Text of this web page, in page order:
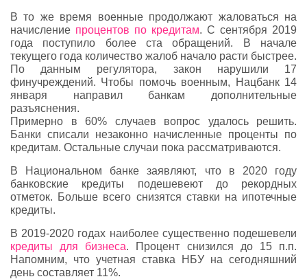
В то же время военные продолжают жаловаться на
начисление процентов по кредитам. С сентября 2019
года поступило более ста обращений. В начале
текущего года количество жалоб начало расти быстрее.
По данным регулятора, закон нарушили 17
финучреждений. Чтобы помочь военным, Нацбанк 14
января направил банкам дополнительные
разъяснения.
Примерно в 60% случаев вопрос удалось решить.
Банки списали незаконно начисленные проценты по
кредитам. Остальные случаи пока рассматриваются.
В Национальном банке заявляют, что в 2020 году
банковские кредиты подешевеют до рекордных
отметок. Больше всего снизятся ставки на ипотечные
кредиты.
В 2019-2020 годах наиболее существенно подешевели
кредиты для бизнеса. Процент снизился до 15 п.п.
Напомним, что учетная ставка НБУ на сегодняшний
день составляет 11%.